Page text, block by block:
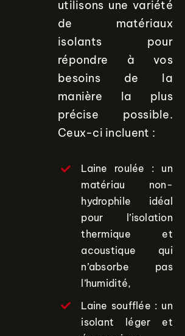
utilisons une variété
de matériaux
isolants pour
répondre à vos
besoins de la
manière la plus
précise possible.
Ceux-ci incluent :
Laine roulée : un
matériau non-
hydrophile idéal
pour l’isolation
thermique et
acoustique qui
n’absorbe pas
l’humidité,
Laine soufflée : un
isolant léger et